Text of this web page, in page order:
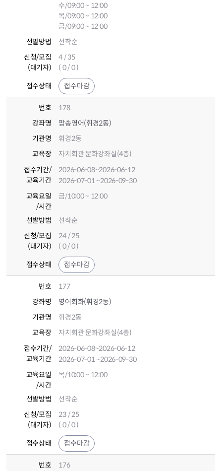
수/09:00 ~ 12:00
목/09:00 ~ 12:00
금/09:00 ~ 12:00
선발방법
선착순
신청/모집
(대기자)
4 / 35
( 0 / 0 )
접수상태 접수마감
번호
178
강좌명
팝송영어(휘경2동)
기관명
휘경2동
교육장
자치회관 문화강좌실(4층)
접수기간/
교육기간
2026-06-08~2026-06-12
2026-07-01~2026-09-30
교육요일
/시간
금/10:00 ~ 12:00
선발방법
선착순
신청/모집
(대기자)
24 / 25
( 0 / 0 )
접수상태 접수마감
번호
177
강좌명
영어회화(휘경2동)
기관명
휘경2동
교육장
자치회관 문화강좌실(4층)
접수기간/
교육기간
2026-06-08~2026-06-12
2026-07-01~2026-09-30
교육요일
/시간
목/10:00 ~ 12:00
선발방법
선착순
신청/모집
(대기자)
23 / 25
( 0 / 0 )
접수상태 접수마감
번호 176